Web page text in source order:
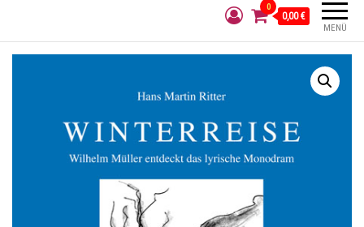
MENÜ
0
0,00 €